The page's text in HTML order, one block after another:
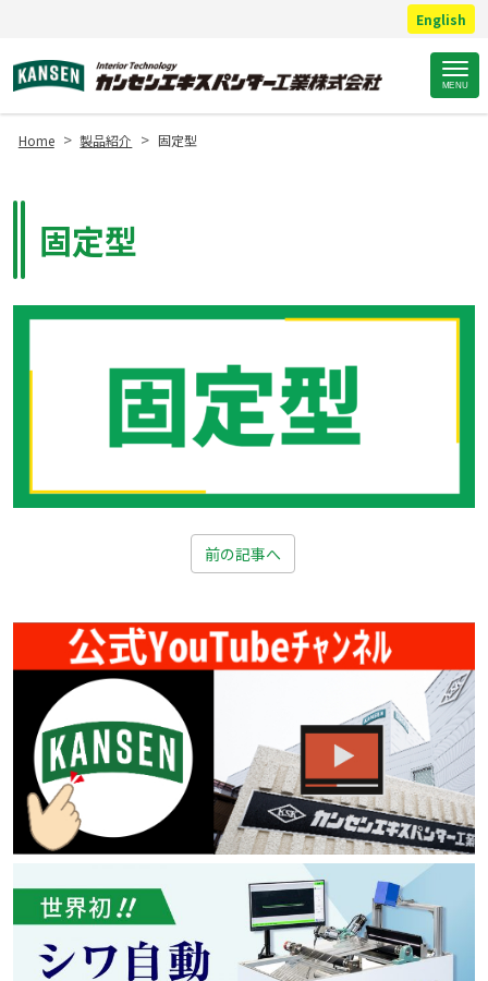
English
MENU
Home > 製品紹介 > 固定型
固定型
前の記事へ
Site
Footer